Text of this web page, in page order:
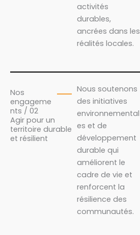
activités
durables,
ancrées dans les
réalités locales.
Nos
engageme
nts / 02
Agir pour un
territoire durable
et résilient
Nous soutenons
des initiatives
environnemental
es et de
développement
durable qui
améliorent le
cadre de vie et
renforcent la
résilience des
communautés.